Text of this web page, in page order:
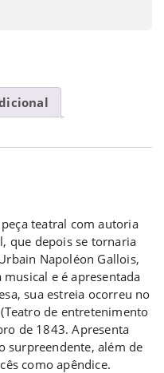
teatral com autoria
que depois se tornaria
Napoléon Gallois,
e é apresentada
sua estreia ocorreu no
de entretenimento
de 1843. Apresenta
surpreendente, além de
como apêndice.